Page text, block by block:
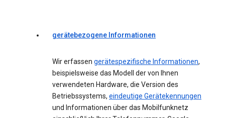
gerätebezogene Informationen
Wir erfassen gerätespezifische Informationen,
beispielsweise das Modell der von Ihnen
verwendeten Hardware, die Version des
Betriebssystems, eindeutige Gerätekennungen
und Informationen über das Mobilfunknetz